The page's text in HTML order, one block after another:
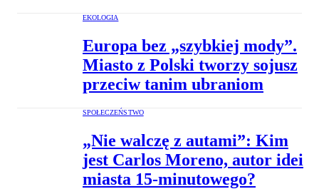
EKOLOGIA
Europa bez „szybkiej mody”.
Miasto z Polski tworzy sojusz
przeciw tanim ubraniom
SPOŁECZEŃSTWO
„Nie walczę z autami”: Kim
jest Carlos Moreno, autor idei
miasta 15-minutowego?